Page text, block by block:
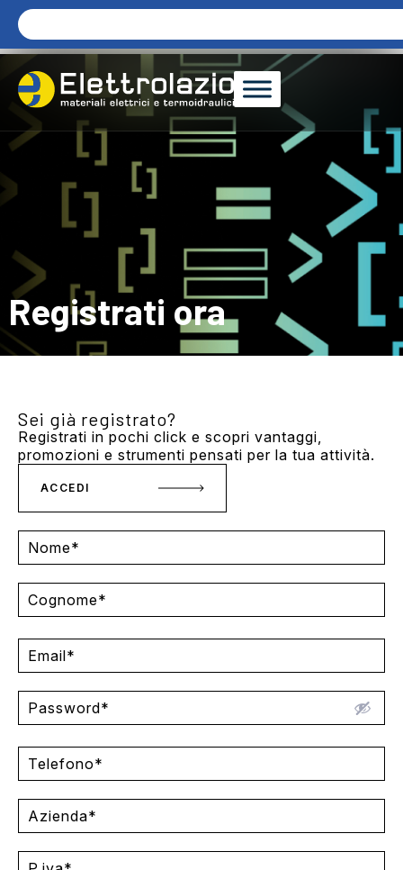
Registrati ora
Sei già registrato?
Registrati in pochi click e scopri vantaggi,
promozioni e strumenti pensati per la tua attività.
ACCEDI